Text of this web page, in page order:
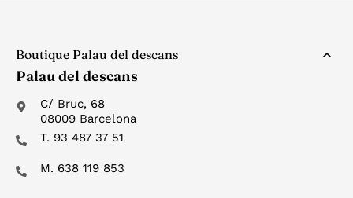
Boutique Palau del descans
Palau del descans
C/ Bruc, 68
08009 Barcelona
T. 93 487 37 51
M. 638 119 853